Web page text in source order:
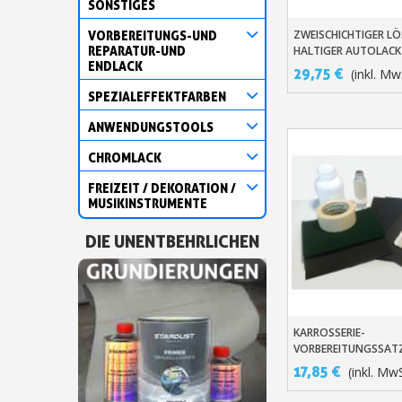
SONSTIGES
VORBEREITUNGS-UND
REPARATUR-UND
ENDLACK
SPEZIALEFFEKTFARBEN
ANWENDUNGSTOOLS
CHROMLACK
FREIZEIT / DEKORATION /
MUSIKINSTRUMENTE
DIE UNENTBEHRLICHEN
In Den
ZWEISCHICHTIGER
HALTIGER
LACKIEREN -
29,75 € (inkl.
In Den
KARROSSERIE-
LACKIERUNG
17,85 € (inkl.